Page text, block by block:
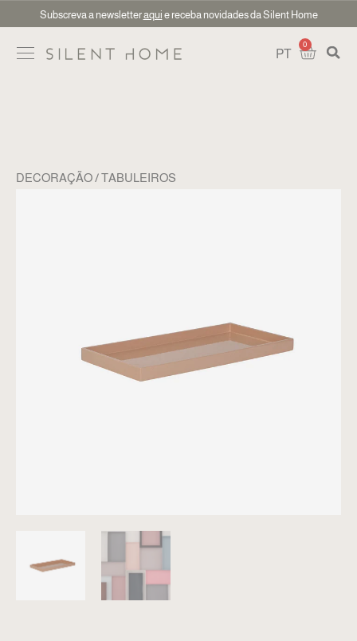
Subscreva a newsletteraqui e receba novidades da Silent Home
PT
0
DECORAÇÃO TABULEIROS